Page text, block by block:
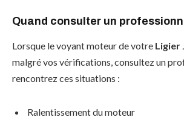
Quand consulter un
Lorsque le voyant moteur de votre Ligier
malgré vos vérifications, consultez un
rencontrez ces situations :
Ralentissement du moteur